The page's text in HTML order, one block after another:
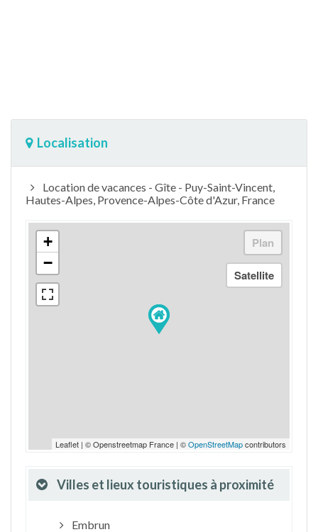
Localisation
Location de vacances - Gîte - Puy-Saint-Vincent,
Hautes-Alpes, Provence-Alpes-Côte d'Azur, France
+
−
Leaflet | © Openstreetmap France | ©OpenStreetMapcontributors
Villes et lieux touristiques à proximité
Embrun